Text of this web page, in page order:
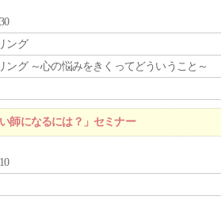
ング
ング ～心の悩みをきくってどういうこと～
師になるには？」セミナー